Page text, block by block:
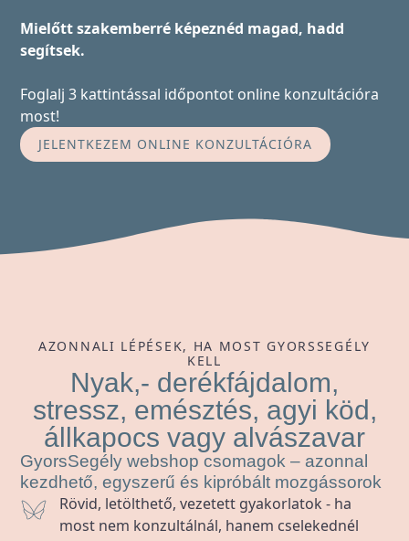
Mielőtt szakemberré képeznéd magad, hadd
segítsek.
Foglalj 3 kattintással időpontot online konzultációra
most!
JELENTKEZEM ONLINE KONZULTÁCIÓRA
AZONNALI LÉPÉSEK, HA MOST GYORSSEGÉLY
KELL
Nyak,- derékfájdalom,
stressz, emésztés, agyi köd,
állkapocs vagy alvászavar
GyorsSegély webshop csomagok – azonnal
kezdhető, egyszerű és kipróbált mozgássorok
Rövid, letölthető, vezetett gyakorlatok - ha
most nem konzultálnál, hanem cselekednél